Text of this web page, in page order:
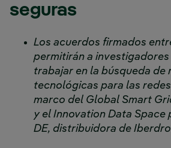
seguras
Los acuerdos firmados
permitirán a investigadores
trabajar en la búsqueda de
tecnológicas para las
marco del Global Smart
y el Innovation Data Space
DE, distribuidora de